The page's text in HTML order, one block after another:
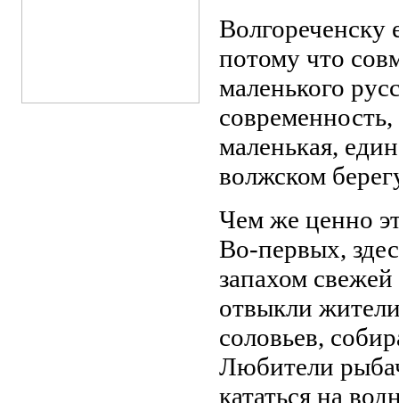
потому что
маленького
маленькая,
волжском
Чем же ценно
Во-первых,
запахом
отвыкли
соловьев,
Любители
кататься на